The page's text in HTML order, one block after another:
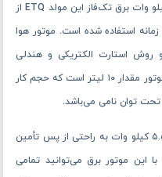
در بحث فنی و برای تأمین توان ۵.۵ کیلو وات برق تک‌فاز این مولد ETQ از
موتور تک ‌سیلندر گازوئیل‌سوز با عملکرد ۴ زمانه استفاده‌ شده است. موتور هوا
استارت الکتریکی و هندلی
راه‌اندازی می‌شود. ظرفیت باک سوخت این موتور مقدار ۱۰ لیتر است که حجم کار
موتور برق گازوئیلی ای تی کیو سری ۵.۵ کیلو وات به‌ راحتی از پس تأمین
این موتور برق می‌توانید تمامی